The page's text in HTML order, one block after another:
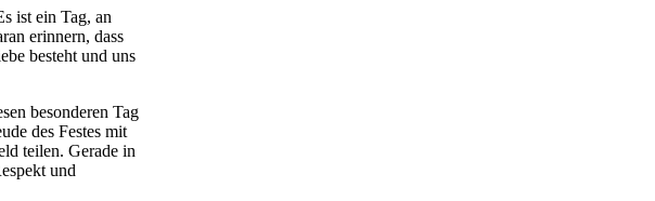
ist ein Tag, an
erinnern, dass
besteht und uns
besonderen Tag
des Festes mit
teilen. Gerade in
und